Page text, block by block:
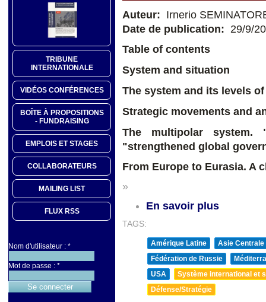
TRIBUNE
INTERNATIONALE
VIDÉOS CONFÉRENCES
BOÎTE À PROPOSITIONS
- FUNDRAISING
EMPLOIS ET STAGES
COLLABORATEURS
MAILING LIST
FLUX RSS
Nom d'utilisateur : *
Mot de passe : *
Auteur: Irnerio
Date de publication: 29/9/
Table of contents
System and situation
The system and its levels
Strategic movements and
The multipolar
"strengthened global
From Europe to Eurasia. A
»
En savoir plus
TAGS:
Amérique Latine
Asie Centrale
Fédération de Russie
USA
Système international et
Défense/Stratégie